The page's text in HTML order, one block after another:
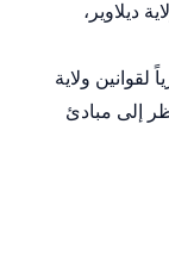
ديلاوير،
ولاية
إلى مبادئ